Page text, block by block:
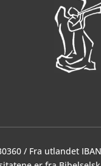
/ Fra utlandet